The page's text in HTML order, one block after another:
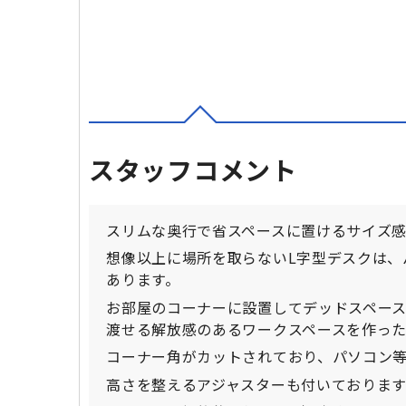
スタッフコメント
スリムな奥行で省スペースに置けるサイズ
想像以上に場所を取らないL字型デスクは
あります。
お部屋のコーナーに設置してデッドスペー
渡せる解放感のあるワークスペースを作っ
コーナー角がカットされており、パソコン
高さを整えるアジャスターも付いておりま